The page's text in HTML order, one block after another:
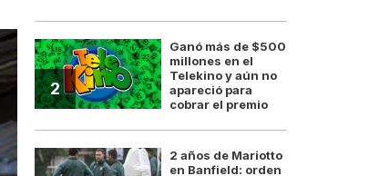
2
Ganó más de $500
millones en el
Telekino y aún no
apareció para
cobrar el premio
2 años de Mariotto
en Banfield: orden